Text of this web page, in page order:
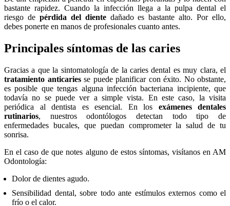
bastante rapidez. Cuando la infección llega a la pulpa dental el
riesgo de pérdida del dientedañado es bastante alto. Por ello,
debes ponerte en manos de profesionales cuanto antes.
Principales síntomas de las caries
Gracias a que la sintomatología de la caries dental es muy clara, el
tratamiento anticariesse puede planificar con éxito. No obstante,
es posible que tengas alguna infección bacteriana incipiente, que
todavía no se puede ver a simple vista. En este caso, la visita
periódica al dentista es esencial. En los exámenes dentales
rutinarios, nuestros odontólogos detectan todo tipo de
enfermedades bucales, que puedan comprometer la salud de tu
sonrisa.
En el caso de que notes alguno de estos síntomas, visítanos en AM
Odontología:
Dolor de dientes agudo.
Sensibilidad dental, sobre todo ante estímulos externos como el
frío o el calor.